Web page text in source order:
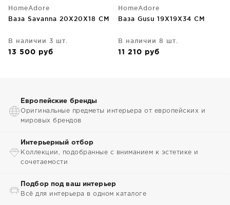
HomeAdore
Ваза Savanna 20X20X18 CM
В наличии 3 шт.
13 500 руб
HomeAdore
Ваза Gusu 19X19X34 CM
В наличии 8 шт.
11 210 руб
Европейские бренды
Оригинальные предметы интерьера от европейских и
мировых брендов
Интерьерный отбор
Коллекции, подобранные с вниманием к эстетике и
сочетаемости
Подбор под ваш интерьер
Всё для интерьера в одном каталоге